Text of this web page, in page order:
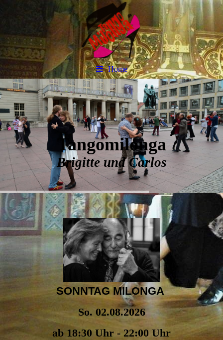
Home
Tangomilonga
Brigitte und Carlos
SONNTAG MILONGA
So. 02.08.2026
ab 18:30 Uhr - 22:00 Uhr